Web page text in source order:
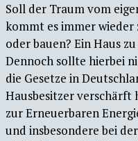
Soll der Traum vom
kommt es immer wieder
oder bauen? Ein Haus
Dennoch sollte hierbei
die Gesetze in
Hausbesitzer verschärft
zur Erneuerbaren
und insbesondere bei